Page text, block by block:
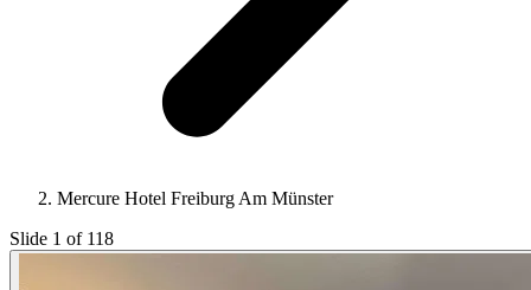
Mercure Hotel Freiburg Am Münster
Slide 1 of 118